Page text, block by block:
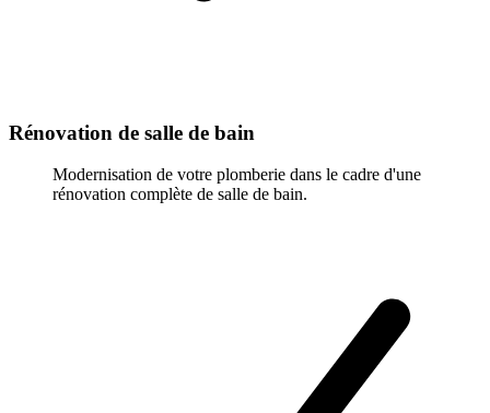
Rénovation de salle de bain
Modernisation de votre plomberie dans le cadre d'une
rénovation complète de salle de bain.